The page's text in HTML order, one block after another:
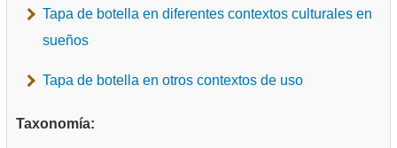
Tapa de botella en diferentes contextos culturales en
sueños
Tapa de botella en otros contextos de uso
Taxonomía: